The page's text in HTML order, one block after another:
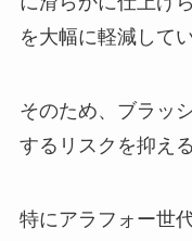
を大幅に軽減して
そのため、ブラッ
するリスクを抑え
特にアラフォー世